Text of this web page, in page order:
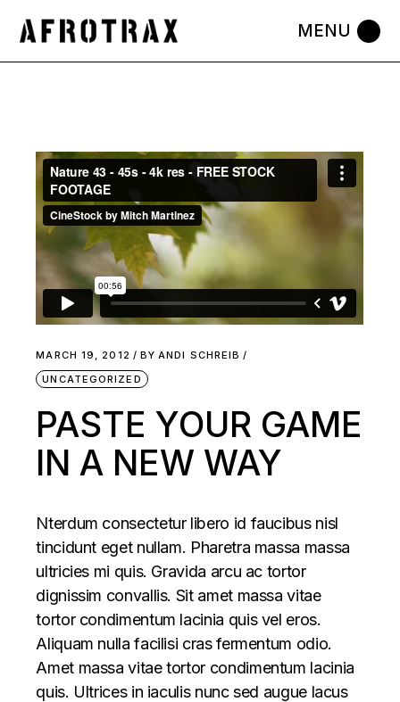
MARCH 19, 2012 BY ANDI SCHREIB
UNCATEGORIZED
PASTE YOUR GAME
IN A NEW WAY
Nterdum consectetur libero id faucibus nisl
tincidunt eget nullam. Pharetra massa massa
ultricies mi quis. Gravida arcu ac tortor
dignissim convallis. Sit amet massa vitae
tortor condimentum lacinia quis vel eros.
Aliquam nulla facilisi cras fermentum odio.
Amet massa vitae tortor condimentum lacinia
quis. Ultrices in iaculis nunc sed augue lacus